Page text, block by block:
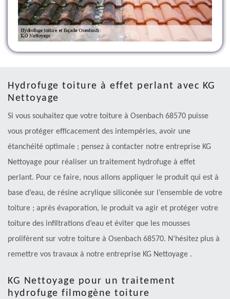
Hydrofuge toiture à effet perlant avec KG
Nettoyage
Si vous souhaitez que votre toiture à Osenbach 68570 puisse
vous protéger efficacement des intempéries, avoir une
étanchéité optimale ; pensez à contacter notre entreprise KG
Nettoyage pour réaliser un traitement hydrofuge à effet
perlant. Pour ce faire, nous allons appliquer le produit qui est à
base d’eau, de résine acrylique siliconée sur l’ensemble de votre
toiture ; après évaporation, le produit va agir et protéger votre
toiture des infiltrations d’eau et éviter que les mousses
prolifèrent sur votre toiture à Osenbach 68570. N’hésitez plus à
remettre vos travaux à notre entreprise KG Nettoyage .
KG Nettoyage pour un traitement
hydrofuge filmogène toiture